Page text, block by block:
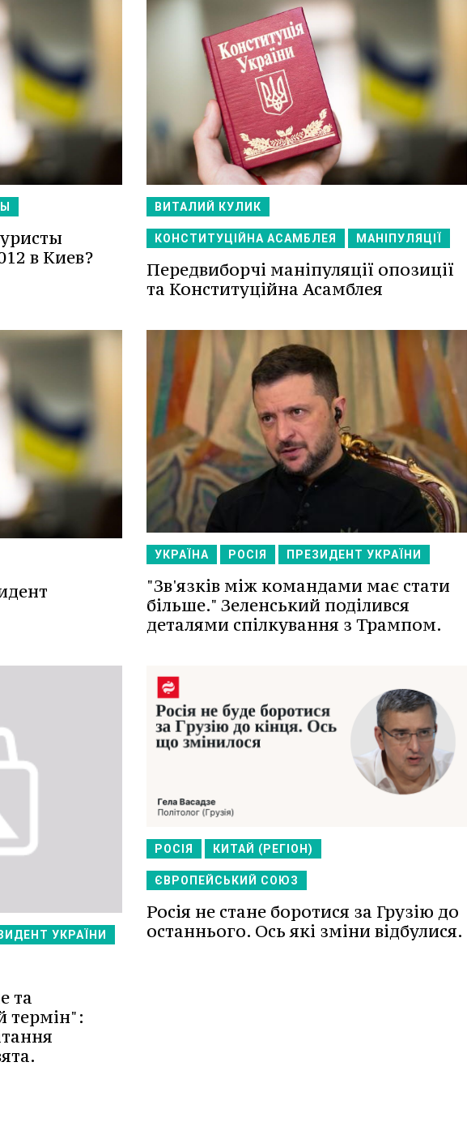
в Киев?
ВИТАЛИЙ КУЛИК
КОНСТИТУЦІЙНА АСАМБЛЕЯ МАНІПУЛЯЦІЇ
Передвиборчі маніпуляції опозиції
та Конституційна Асамблея
УКРАЇНА РОСІЯ ПРЕЗИДЕНТ УКРАЇНИ
"Зв'язків між командами має стати
більше." Зеленський поділився
деталями спілкування з Трампом.
УКРАЇНИ
та
термін":
РОСІЯ КИТАЙ (РЕГІОН)
ЄВРОПЕЙСЬКИЙ СОЮЗ
Росія не стане боротися за Грузію до
останнього. Ось які зміни відбулися.